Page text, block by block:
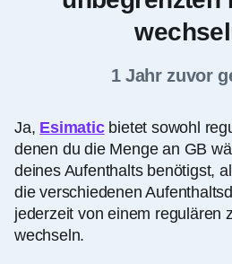
1 Jahr zuvor
Ja, Esimaticbietet sowohl
denen du die Menge an GB
deines Aufenthalts benötigst,
die verschiedenen
jederzeit von einem regulären
wechseln.